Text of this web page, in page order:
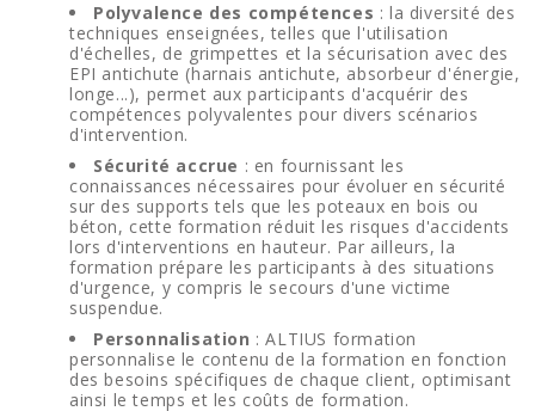
Polyvalence des compétences : la diversité des
techniques enseignées, telles que l'utilisation
d'échelles, de grimpettes et la sécurisation avec des
EPI antichute (harnais antichute, absorbeur d'énergie,
longe...), permet aux participants d'acquérir des
compétences polyvalentes pour divers scénarios
d'intervention.
Sécurité accrue : en fournissant les
connaissances nécessaires pour évoluer en sécurité
sur des supports tels que les poteaux en bois ou
béton, cette formation réduit les risques d'accidents
lors d'interventions en hauteur. Par ailleurs, la
formation prépare les participants à des situations
d'urgence, y compris le secours d'une victime
suspendue.
Personnalisation : ALTIUS formation
personnalise le contenu de la formation en fonction
des besoins spécifiques de chaque client, optimisant
ainsi le temps et les coûts de formation.